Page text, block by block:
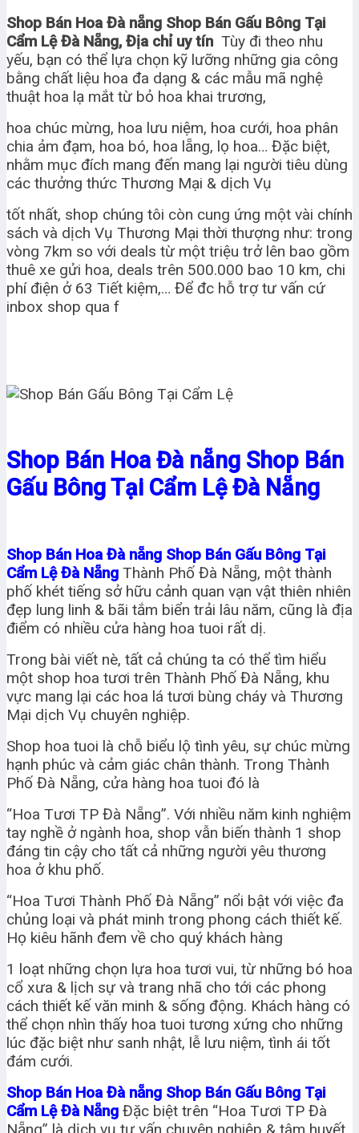
Shop Bán Hoa Đà nẵng Shop Bán Gấu Bông Tại
Cẩm Lệ Đà Nẵng, Địa chỉ uy tín Tùy đi theo nhu
yếu, bạn có thể lựa chọn kỹ lưỡng những gia công
bằng chất liệu hoa đa dạng & các mẫu mã nghệ
thuật hoa lạ mắt từ bỏ hoa khai trương,
hoa chúc mừng, hoa lưu niệm, hoa cưới, hoa phân
chia ảm đạm, hoa bó, hoa lẵng, lọ hoa… Đặc biệt,
nhằm mục đích mang đến mang lại người tiêu dùng
các thưởng thức Thương Mại & dịch Vụ
tốt nhất, shop chúng tôi còn cung ứng một vài chính
sách và dịch Vụ Thương Mại thời thượng như: trong
vòng 7km so với deals từ một triệu trở lên bao gồm
thuê xe gửi hoa, deals trên 500.000 bao 10 km, chi
phí điện ở 63 Tiết kiệm,… Để đc hỗ trợ tư vấn cứ
inbox shop qua f
Shop Bán Hoa Đà nẵng Shop Bán
Gấu Bông Tại Cẩm Lệ Đà Nẵng
Shop Bán Hoa Đà nẵng Shop Bán Gấu Bông Tại
Cẩm Lệ Đà Nẵng Thành Phố Đà Nẵng, một thành
phố khét tiếng sở hữu cảnh quan vạn vật thiên nhiên
đẹp lung linh & bãi tắm biển trải lâu năm, cũng là địa
điểm có nhiều cửa hàng hoa tuoi rất dị.
Trong bài viết nè, tất cả chúng ta có thể tìm hiểu
một shop hoa tươi trên Thành Phố Đà Nẵng, khu
vực mang lại các hoa lá tươi bùng cháy và Thương
Mại dịch Vụ chuyên nghiệp.
Shop hoa tuoi là chỗ biểu lộ tình yêu, sự chúc mừng
hạnh phúc và cảm giác chân thành. Trong Thành
Phố Đà Nẵng, cửa hàng hoa tuoi đó là
“Hoa Tươi TP Đà Nẵng”. Với nhiều năm kinh nghiệm
tay nghề ở ngành hoa, shop vẫn biến thành 1 shop
đáng tin cậy cho tất cả những người yêu thương
hoa ở khu phố.
“Hoa Tươi Thành Phố Đà Nẵng” nổi bật với việc đa
chủng loại và phát minh trong phong cách thiết kế.
Họ kiêu hãnh đem về cho quý khách hàng
1 loạt những chọn lựa hoa tươi vui, từ những bó hoa
cổ xưa & lịch sự và trang nhã cho tới các phong
cách thiết kế văn minh & sống động. Khách hàng có
thể chọn nhìn thấy hoa tuoi tương xứng cho những
lúc đặc biệt như sanh nhật, lễ lưu niệm, tình ái tốt
đám cưới.
Shop Bán Hoa Đà nẵng Shop Bán Gấu Bông Tại
Cẩm Lệ Đà Nẵng Đặc biệt trên “Hoa Tươi TP Đà